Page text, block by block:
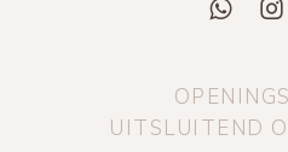
UITSLUITEND